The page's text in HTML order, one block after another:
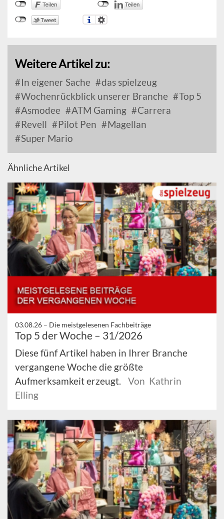
Weitere Artikel zu:
In eigener Sache
das spielzeug
Wochenrückblick unserer Branche
Top 5
Asmodee
ATM Gaming
Carrera
Revell
Pilot Pen
Magellan
Super Mario
Ähnliche Artikel
03.08.26 – Die meistgelesenen Fachbeiträge
Top 5 der Woche – 31/2026
Diese fünf Artikel haben in Ihrer Branche
vergangene Woche die größte
Aufmerksamkeit erzeugt.
Von Kathrin
Elling